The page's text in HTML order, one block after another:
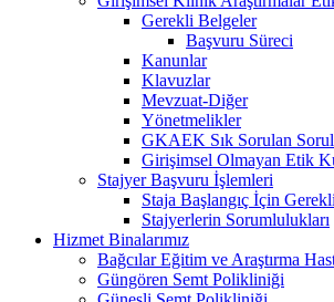
Gerekli Belgeler
Başvuru Süreci
Kanunlar
Klavuzlar
Mevzuat-Diğer
Yönetmelikler
GKAEK Sık Sorulan
Girişimsel Olmayan Etik
Stajyer Başvuru İşlemleri
Staja Başlangıç İçin
Stajyerlerin Sorumlulukları
Hizmet Binalarımız
Bağcılar Eğitim ve Araştırma
Güngören Semt Polikliniği